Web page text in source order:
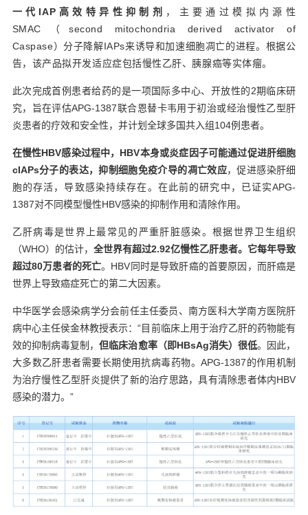
一代IAP高效特异性抑制剂
，主要通过模拟内源性
SMAC（second mitochondria derived activator of
Caspase）分子降解IAPs来诱导和加速细胞凋亡的进程。根据公
告，该产品拟开发适应症包括慢性乙肝、胰腺癌等实体瘤。
此次完成首例患者给药的是一项国际多中心、开放性的2期临床研
究，旨在评估APG-1387联合恩替卡韦用于初治或经治慢性乙型肝
炎患者的疗效和安全性，并计划全球多国共入组104例患者。
在慢性HBV感染过程中，HBV本身或炎症因子可能通过促进肝细胞
cIAPs分子的表达，抑制细胞免疫介导的凋亡效应，促进感染肝细
胞的存活，导致感染持续存在。在此前的研究中，已证实APG-
1387对不同模型慢性HBV感染的抑制作用和清除作用。
乙肝病毒是世界上最常见的严重肝脏感染。根据世界卫生组织
（WHO）的估计， 全世界有超过2.92亿慢性乙肝患者。它每年导致
超过80万患者的死亡。HBV同时是导致肝癌的首要原因，而肝癌是
世界上导致癌症死亡的第二大因素。
中华医学会感染病学分会前任主任委员、南方医科大学南方医院肝
病中心主任侯金林教授表示：“目前临床上用于治疗乙肝的药物能有
效的抑制病毒复制，但临床治愈率（即HBsAg消失）很低。因此，
大多数乙肝患者需要长期使用抗病毒药物。APG-1387的作用机制
为治疗慢性乙型肝炎提供了新的治疗思路，具有清除患者体内HBV
感染的潜力。”